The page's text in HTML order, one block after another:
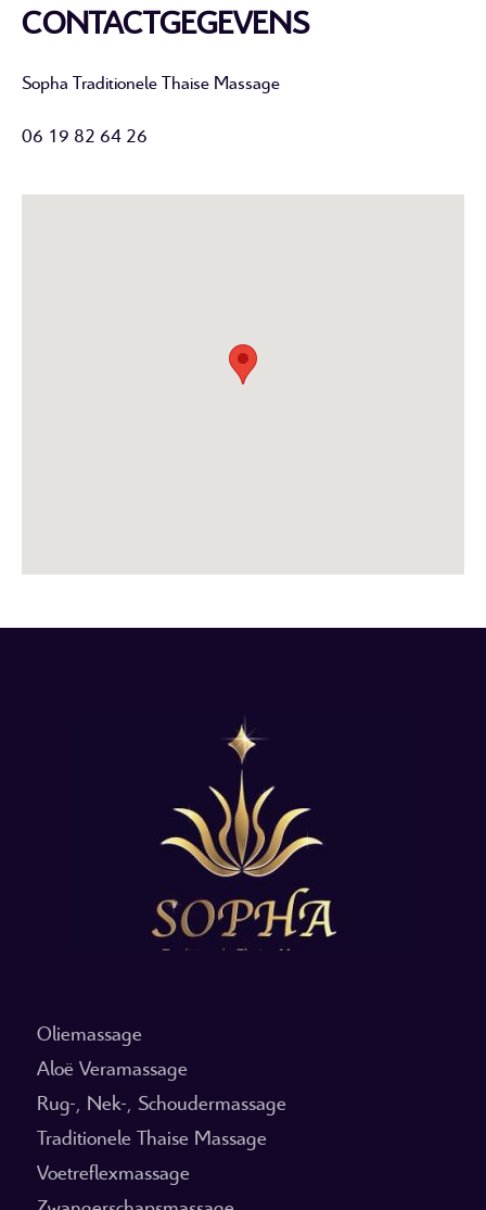
CONTACTGEGEVENS
Sopha Traditionele Thaise Massage
06 19 82 64 26
Oliemassage
Aloë Veramassage
Rug-, Nek-, Schoudermassage
Traditionele Thaise Massage
Voetreflexmassage